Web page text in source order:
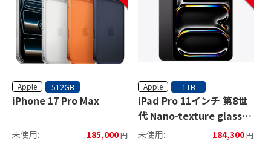
Apple 512GB
iPhone 17 Pro Max
未使用: 185,000円
Apple 1TB
iPad Pro 11インチ 第8世
代 Nano-texture glass
セルラーモデル
未使用: 184,300円